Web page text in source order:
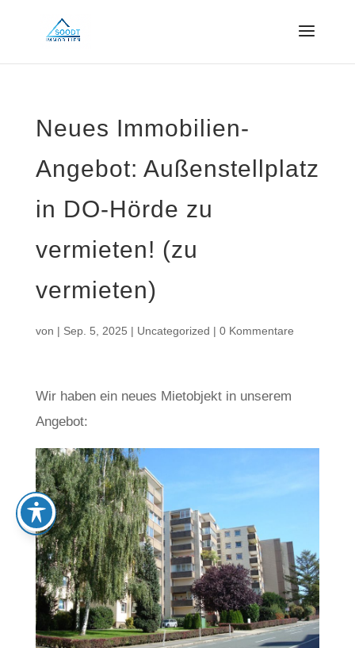
Neues Immobilien-
Angebot: Außenstellplatz
in DO-Hörde zu
vermieten! (zu
vermieten)
von | Sep. 5, 2025 | Uncategorized | 0 Kommentare
Wir haben ein neues Mietobjekt in unserem
Angebot: